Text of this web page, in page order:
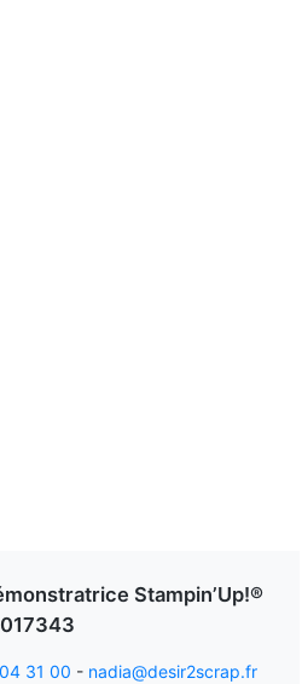
Stampin’Up!®
31 00 - nadia@desir2scrap.fr